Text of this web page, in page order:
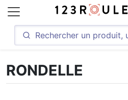
RONDELLE